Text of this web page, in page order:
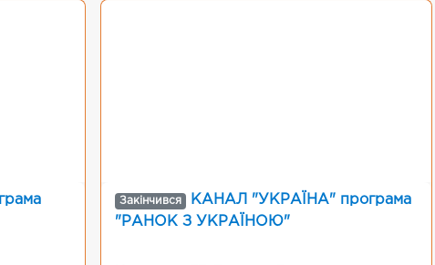
Закінчився
КАНАЛ "УКРАЇНА" програма
"РАНОК З УКРАЇНОЮ"